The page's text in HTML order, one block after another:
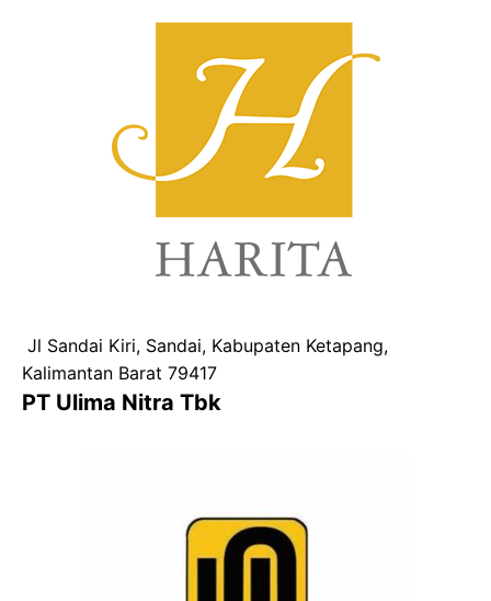
Jl Sandai Kiri, Sandai, Kabupaten Ketapang,
Kalimantan Barat 79417
PT Ulima Nitra Tbk